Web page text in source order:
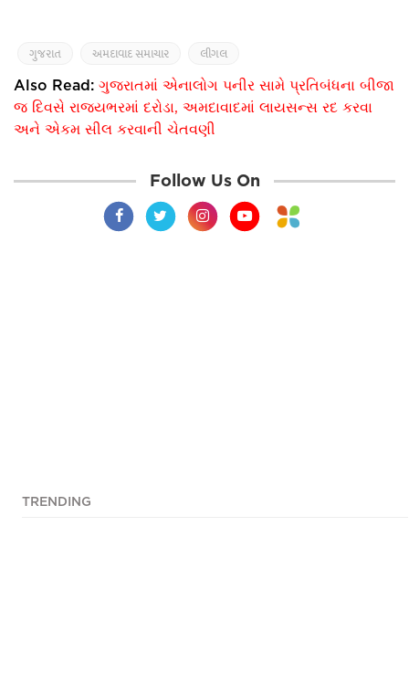
ગુજરાત અમદાવાદ સમાચાર લીગલ
Also Read: ગુજરાતમાં એનાલોગ પનીર સામે પ્રતિબંધના બીજા
જ દિવસે રાજ્યભરમાં દરોડા, અમદાવાદમાં લાયસન્સ રદ કરવા
અને એકમ સીલ કરવાની ચેતવણી
Follow Us On
TRENDING